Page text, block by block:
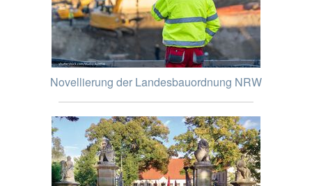
Novellierung der Landesbauordnung NRW